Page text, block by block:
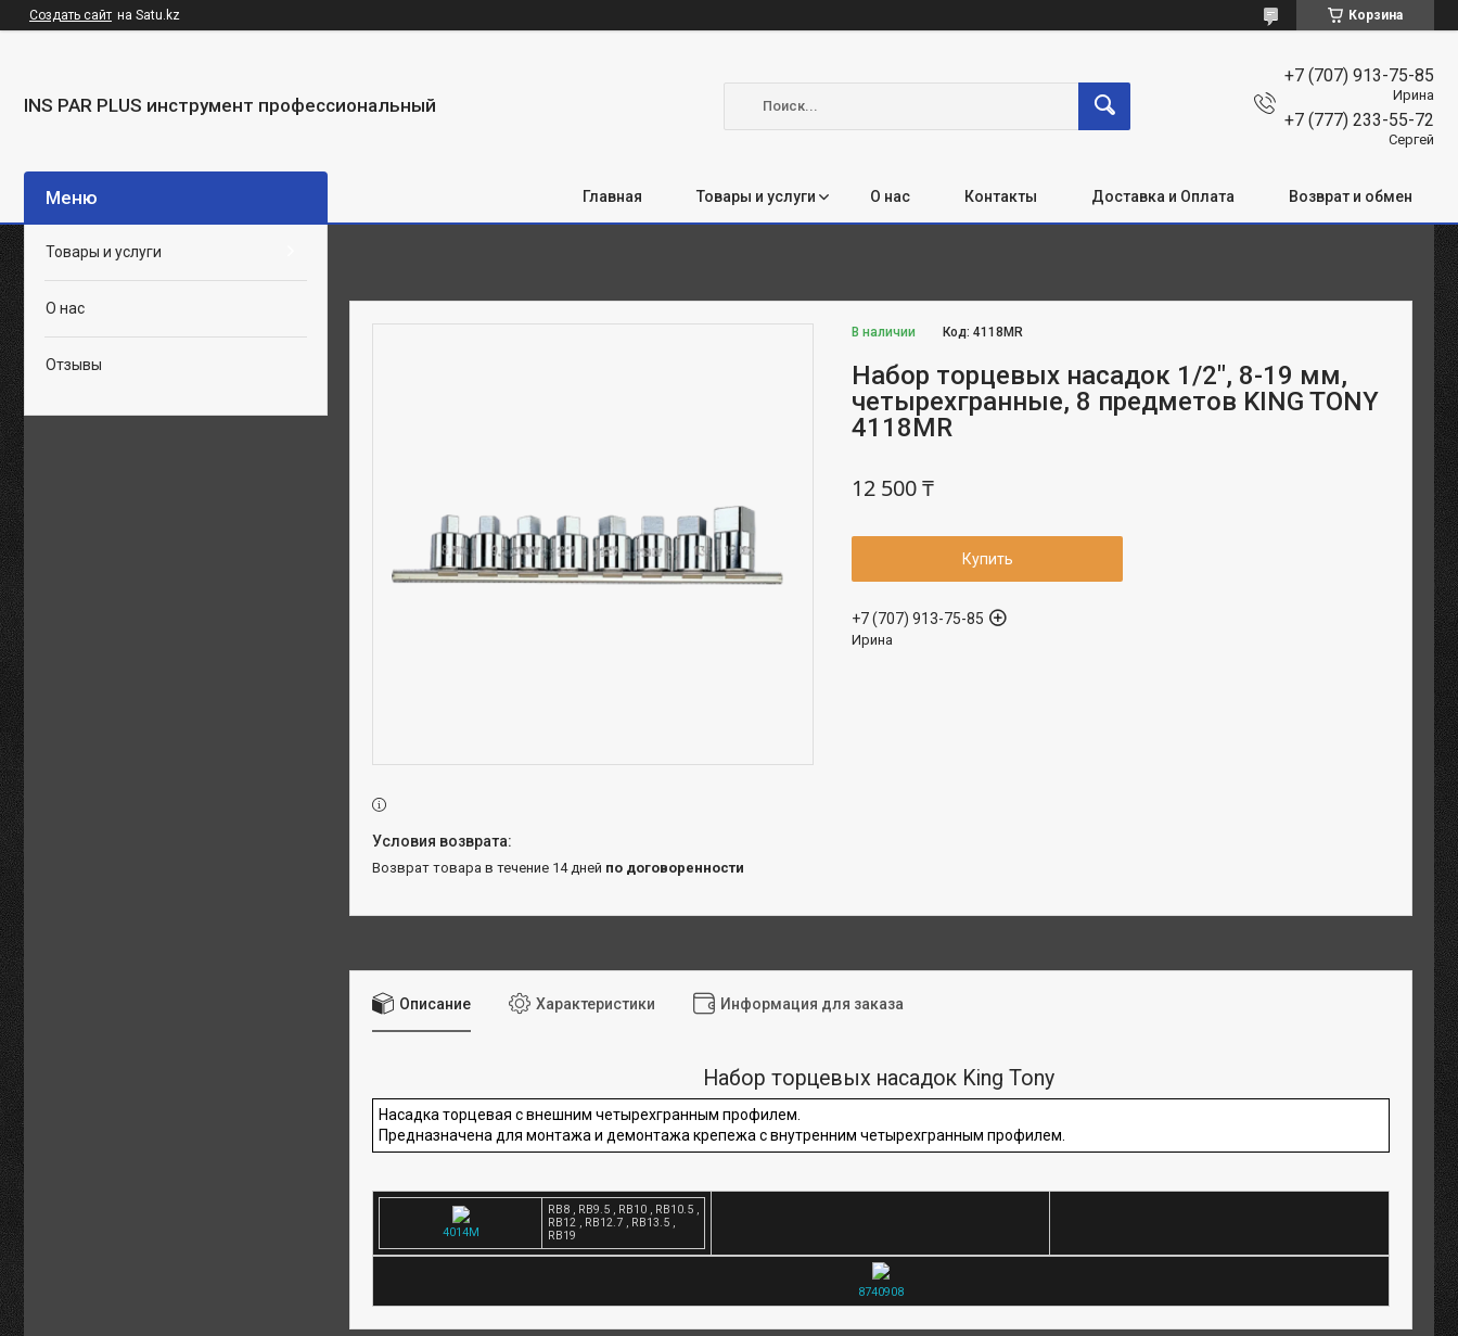
Создать сайт на Satu.kz Корзина
INS PAR PLUS инструмент профессиональный
+7 (707) 913-75-85
Ирина
+7 (777) 233-55-72
Сергей
Главная Товары и услуги О нас Контакты Доставка и Оплата Возврат и обмен
В наличии Код:4118MR
Набор торцевых насадок 1/2", 8-19 мм,
четырехгранные, 8 предметов KING TONY
4118MR
12 500 ₸
Купить
+7 (707) 913-75-85
Ирина
возврат товара в течение 14 дней по договоренности
Описание Характеристики Информация для заказа
Набор торцевых насадок King Tony
Насадка торцевая с внешним четырехгранным профилем.
Предназначена для монтажа и демонтажа крепежа с внутренним четырехгранным профилем.
4014M
RB8 , RB9.5 , RB10 , RB10.5 ,
RB12 , RB12.7 , RB13.5 ,
RB19
8740908
Товары и услуги
О нас
Отзывы